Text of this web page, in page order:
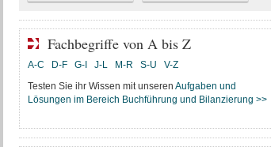
Fachbegriffe von A bis Z
A-C D-F G-I J-L M-R S-U
V-Z
Testen Sie ihr Wissen mit unseren Aufgaben und
Lösungen im Bereich Buchführung und Bilanzierung >>